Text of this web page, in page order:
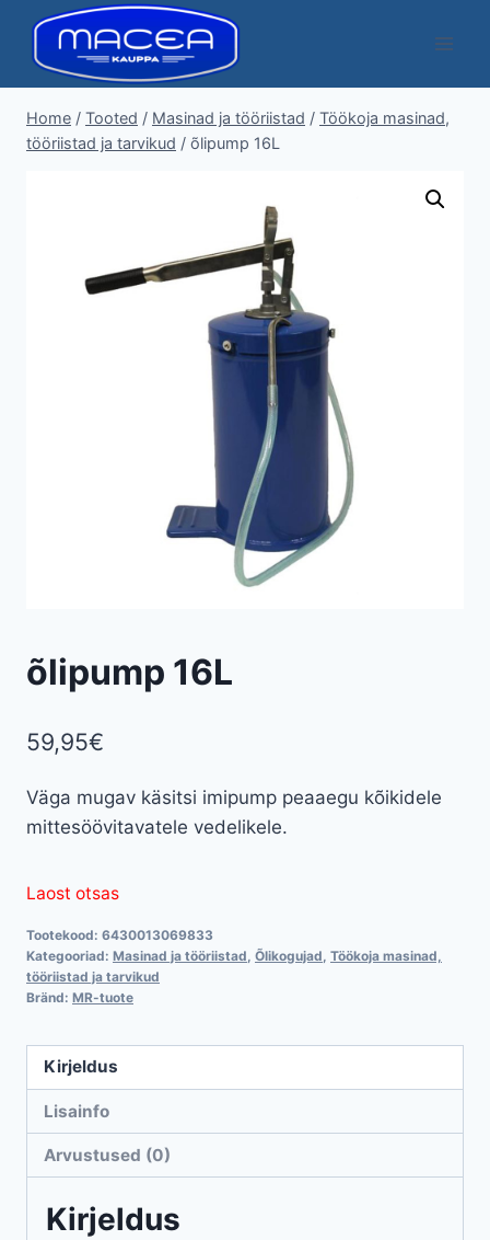
content
Home / Tooted / Masinad ja tööriistad / Töökoja masinad,
tööriistad ja tarvikud / õlipump 16L
õlipump 16L
59,95€
Väga mugav käsitsi imipump peaaegu kõikidele
mittesöövitavatele vedelikele.
Laost otsas
Tootekood: 6430013069833
Kategooriad: Masinad ja tööriistad Õlikogujad Töökoja masinad,
tööriistad ja tarvikud
Bränd: MR-tuote
Kirjeldus
Lisainfo
Arvustused (0)
Kirjeldus